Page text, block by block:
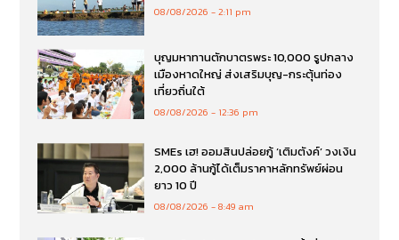
08/08/2026 2:11 pm
บุญมหาทานตักบาตรพระ 10,000 รูปกลาง
เมืองหาดใหญ่ ส่งเสริมบุญ-กระตุ้นท่อง
เที่ยวถิ่นใต้
08/08/2026 12:36 pm
SMEs เฮ! ออมสินปล่อยกู้ ‘เติมตังค์’ วงเงิน
2,000 ล้านกู้ได้เต็มราคาหลักทรัพย์ผ่อน
ยาว 10 ปี
08/08/2026 8:49 am